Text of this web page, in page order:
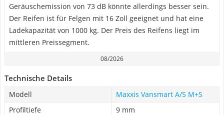
Geräuschemission von 73 dB könnte allerdings besser sein.
Der Reifen ist für Felgen mit 16 Zoll geeignet und hat eine
Ladekapazität von 1000 kg. Der Preis des Reifens liegt im
mittleren Preissegment.
08/2026
Technische Details
Modell
Maxxis Vansmart A/S M+S
Profiltiefe
9 mm